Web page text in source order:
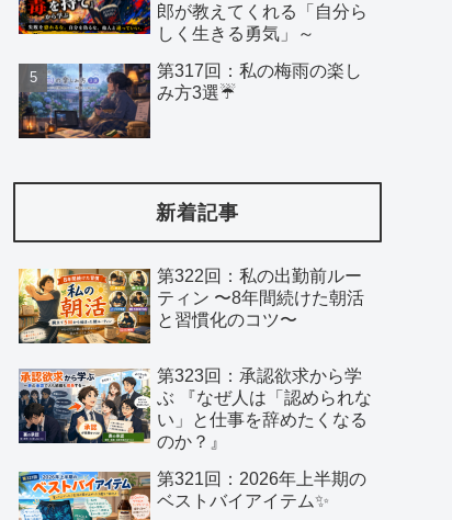
郎が教えてくれる「自分ら
しく生きる勇気」～
第317回：私の梅雨の楽し
み方3選☔️
新着記事
第322回：私の出勤前ルー
ティン 〜8年間続けた朝活
と習慣化のコツ〜
第323回：承認欲求から学
ぶ 『なぜ人は「認められな
い」と仕事を辞めたくなる
のか？』
第321回：2026年上半期の
ベストバイアイテム✨